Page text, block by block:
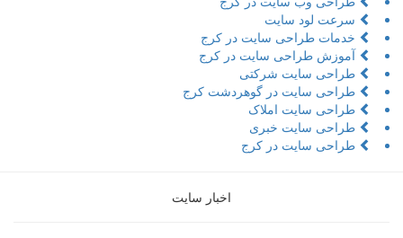
سرعت لود سایت
خدمات طراحی سایت در کرج
آموزش طراحی سایت در کرج
طراحی سایت شرکتی
طراحی سایت در گوهردشت کرج
طراحی سایت املاک
طراحی سایت خبری
طراحی سایت در کرج
اخبار سایت